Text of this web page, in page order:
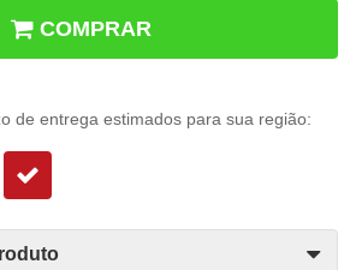
COMPRAR
de entrega estimados para sua região: